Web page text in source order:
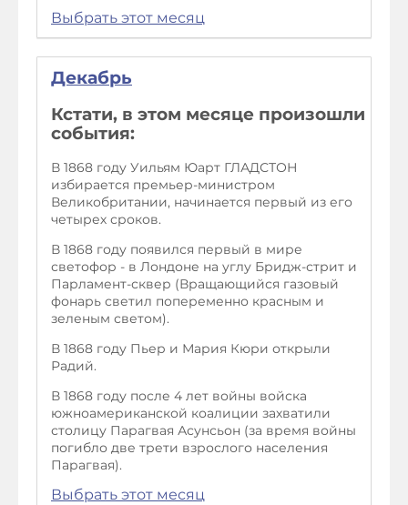
Выбрать этот месяц
Декабрь
Кстати, в этом месяце произошли
события:
В 1868 году Уильям Юарт ГЛАДСТОН
избирается премьер-министром
Великобритании, начинается первый из его
четырех сроков.
В 1868 году появился первый в мире
светофор - в Лондоне на углу Бридж-стрит и
Парламент-сквер (Вращающийся газовый
фонарь светил попеременно красным и
зеленым светом).
В 1868 году Пьер и Мария Кюри открыли
Радий.
В 1868 году после 4 лет войны войска
южноамериканской коалиции захватили
столицу Парагвая Асунсьон (за время войны
погибло две трети взрослого населения
Парагвая).
Выбрать этот месяц